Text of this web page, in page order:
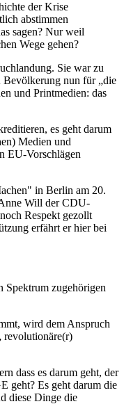
der Krise
abstimmen
sagen? Nur weil
Wege gehen?
Sie war zu
nun für „die
und Printmedien: das
es geht darum
Medien und
EU-Vorschlägen
in Berlin am 20.
Will der CDU-
Respekt gezollt
erfährt er hier bei
Spektrum zugehörigen
wird dem Anspruch
revolutionäre(r)
dass es darum geht, der
geht? Es geht darum die
diese Dinge die